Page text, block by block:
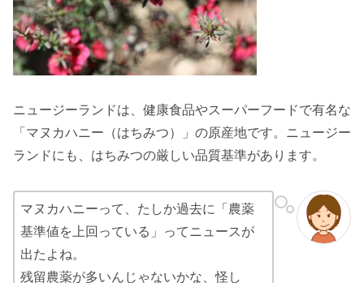
ニュージーランドは、健康食品やスーパーフードで有名な
「マヌカハニー（はちみつ）」の原産地です。ニュージー
ランドにも、はちみつの厳しい品質基準があります。
マヌカハニーって、たしか過去に「農薬
基準値を上回っている」ってニュースが
出たよね。
残留農薬が多いんじゃないかな、怪し